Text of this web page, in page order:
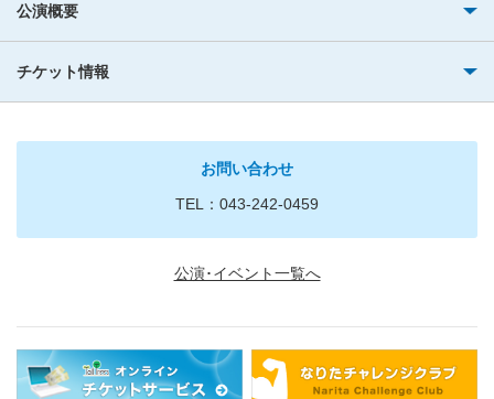
公演概要
チケット情報
お問い合わせ
TEL：043-242-0459
公演･イベント一覧へ